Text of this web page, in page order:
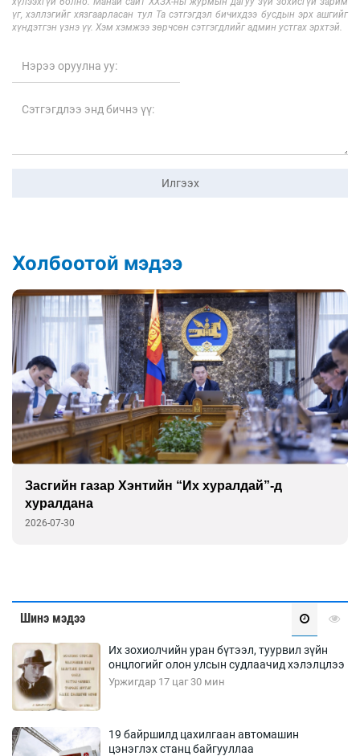
үг, хэллэгийг хязгаарласан тул Та сэтгэгдэл бичихдээ бусдын эрх ашгийг
хүндэтгэн үзнэ үү. Хэм хэмжээ зөрчсөн сэтгэгдлийг админ устгах эрхтэй.
Илгээх
Холбоотой мэдээ
Засгийн газар Хэнтийн “Их хуралдай”-д
хуралдана
2026-07-30
Шинэ мэдээ
Их зохиолчийн уран бүтээл, туурвил зүйн
онцлогийг олон улсын судлаачид хэлэлцлээ
Уржигдар 17 цаг 30 мин
19 байршилд цахилгаан автомашин
цэнэглэх станц байгууллаа